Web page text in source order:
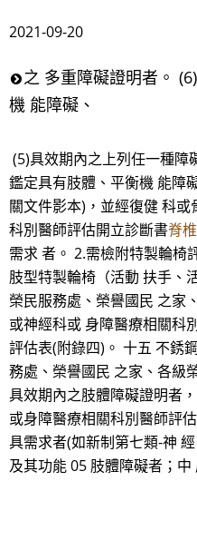
2021-09-20
之 多重障礙證明者。
機 能障礙、
(5)具效期內之上列任一種障
鑑定具有肢體、平衡機 能障
關文件影本)，並經復健 科
科別醫師評估開立診斷書脊
需求 者。 2.需檢附特製輪椅
肢型特製輪椅（活動 扶手、
榮民服務處、榮譽國民 之家
或神經科或 身障醫療相關科
評估表(附錄四)。 十五 不銹
務處、榮譽國民 之家、各級
具效期內之肢體障礙證明者
或身障醫療相關科別醫師評
具需求者(如新制第七類-神
及其功能 05 肢體障礙者；